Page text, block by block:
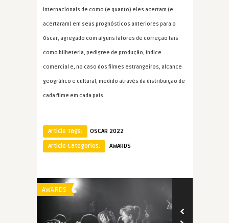
internacionais de como (e quanto) eles acertam (e
acertaram) em seus prognósticos anteriores para o
Oscar, agregado com alguns fatores de correção tais
como bilheteria, pedigree de produção, índice
comercial e, no caso dos filmes estrangeiros, alcance
geográfico e cultural, medido através da distribuição de
cada filme em cada país.
Article Tags:
OSCAR 2022
Article Categories:
AWARDS
AWARDS